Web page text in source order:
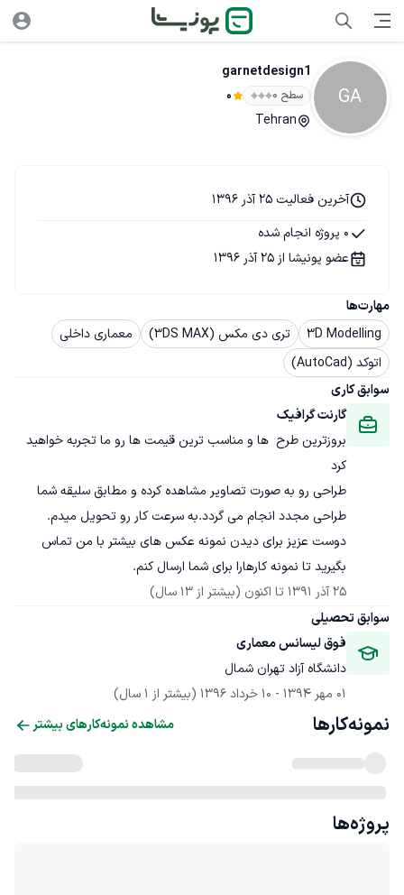
GA
garnetdesign1
سطح ۰ 0
Tehran
مهارت‌ها
3D Modelling
تری دی مکس (3DS MAX)
معماری داخلی
اتوکد (AutoCad)
سوابق کاری
گارنت گرافیک
بروزترین طرح  ها و مناسب ترین قیمت ها رو ما تجربه خواهید
طراحی رو به صورت تصاویر مشاهده کرده و مطابق سلیقه شما
دوست عزیز برای دیدن نمونه عکس های بیشتر با من تماس
بگیرید تا نمونه کارهارا برای شما ارسال کنم.
25 آذر 1391
تا اکنون (بیشتر از 13 سال)
سوابق تحصیلی
فوق لیسانس معماری
دانشگاه آزاد تهران شمال
01 مهر 1394
- 10 خرداد 1396 (بیشتر از 1 سال)
آخرین فعالیت 25 آذر 1396
0 پروژه انجام شده
عضو پونیشا از 25 آذر 1396
نمونه‌کارها مشاهده نمونه‌کارهای بیشتر
پروژه‌ها